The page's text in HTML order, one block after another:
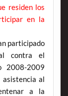
residen los
en la
participado
contra el
2008-2009
al
a la